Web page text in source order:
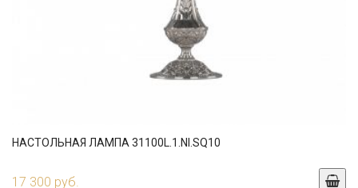
НАСТОЛЬНАЯ ЛАМПА 31100L.1.NI.SQ10
17 300 руб.